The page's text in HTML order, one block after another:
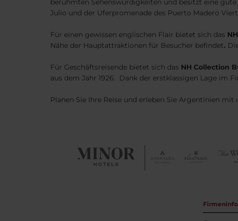
berühmten Sehenswürdigkeiten und besitzt eine
Julio und der Uferpromenade des Puerto Madero
Für einen gewissen englischen Flair bietet sich das
Nähe der Hauptattraktionen für Besucher befindet.
Für Geschäftsreisende bietet sich das NH Collection
aus dem Jahr 1926. Dank der erstklassigen Lage im
Planen Sie Ihre Reise und erleben Sie Argentinien